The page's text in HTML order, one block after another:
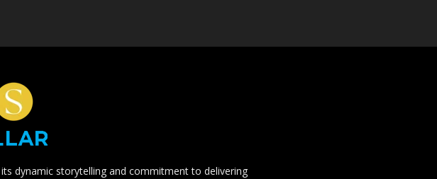
dynamic storytelling and commitment to delivering